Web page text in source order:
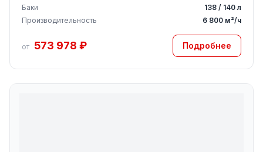
Баки
138 / 140 л
Производительность
6 800 м²/ч
от 573 978 ₽ Подробнее